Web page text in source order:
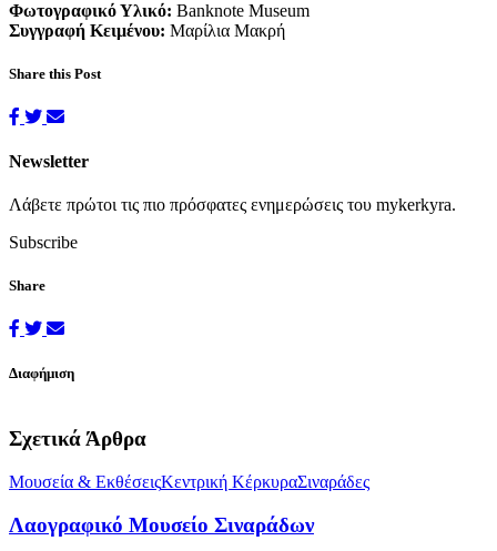
Φωτογραφικό Υλικό: Banknote Museum
Συγγραφή Κειμένου: Μαρίλια Μακρή
Share this Post
Newsletter
Λάβετε πρώτοι τις πιο πρόσφατες ενημερώσεις του mykerkyra.
Subscribe
Share
Διαφήμιση
Σχετικά Άρθρα
Μουσεία & ΕκθέσειςΚεντρική ΚέρκυραΣιναράδες
Λαογραφικό Μουσείο Σιναράδων